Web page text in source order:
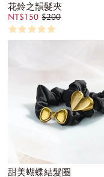
花鈴之韻髮夾
NT$150 $200
甜美蝴蝶結髮圈